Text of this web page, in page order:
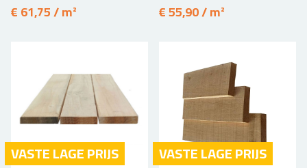
€ 61,75 / m² € 55,90 / m²
VASTE LAGE PRIJS VASTE LAGE PRIJS